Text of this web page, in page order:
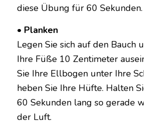
diese Übung für 60 Sekunden.
• Planken
Legen Sie sich auf den Bauch
Ihre Füße 10 Zentimeter
Sie Ihre Ellbogen unter Ihre
heben Sie Ihre Hüfte. Halten
60 Sekunden lang so gerade
der Luft.